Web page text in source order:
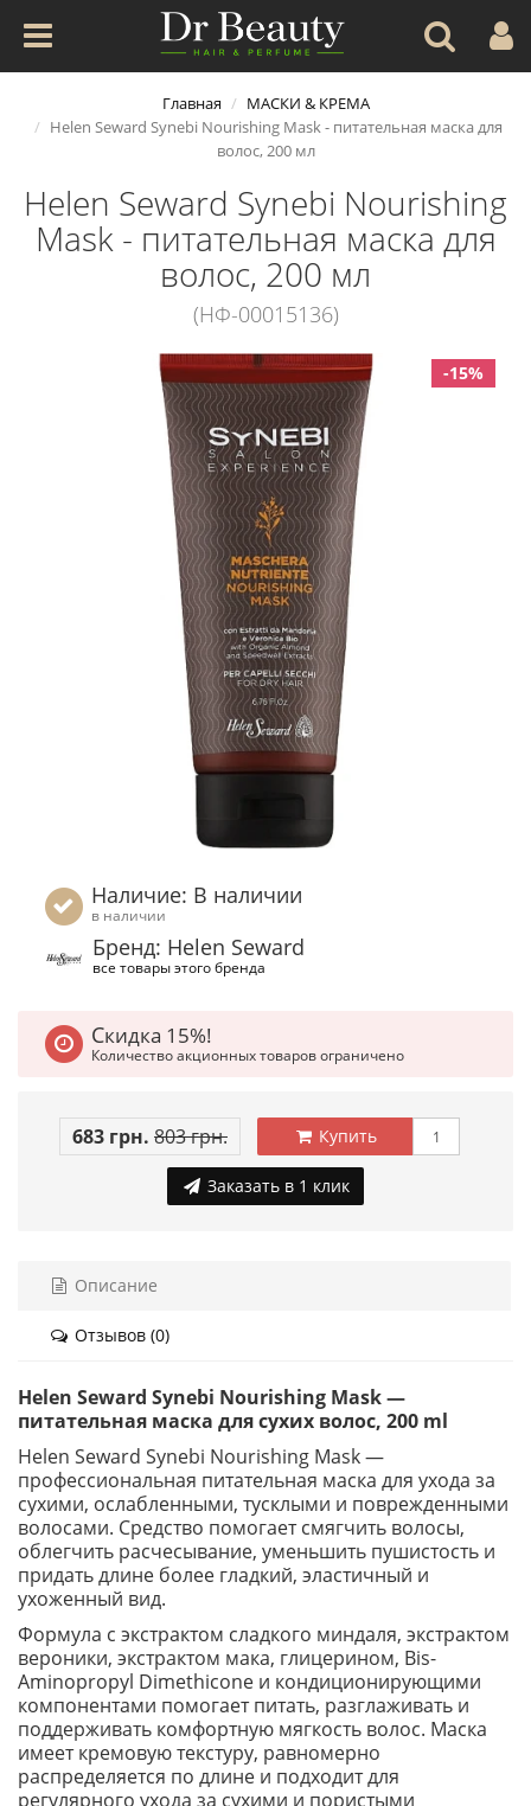
Главная
МАСКИ & КРЕМА
Helen Seward Synebi Nourishing Mask - питательная маска для
волос, 200 мл
Helen Seward Synebi Nourishing
Mask - питательная маска для
волос, 200 мл
(НФ-00015136)
-15%
Наличие: В наличии
в наличии
Бренд: Helen Seward
все товары этого бренда
Скидка 15%!
Количество акционных товаров ограничено
683 грн. 803 грн. Купить
Заказать в 1 клик
Описание
Отзывов (0)
Helen Seward Synebi Nourishing Mask —
питательная маска для сухих волос, 200 ml
Helen Seward Synebi Nourishing Mask —
профессиональная питательная маска для ухода за
сухими, ослабленными, тусклыми и поврежденными
волосами. Средство помогает смягчить волосы,
облегчить расчесывание, уменьшить пушистость и
придать длине более гладкий, эластичный и
ухоженный вид.
Формула с экстрактом сладкого миндаля, экстрактом
вероники, экстрактом мака, глицерином, Bis-
Aminopropyl Dimethicone и кондиционирующими
компонентами помогает питать, разглаживать и
поддерживать комфортную мягкость волос. Маска
имеет кремовую текстуру, равномерно
распределяется по длине и подходит для
регулярного ухода за сухими и пористыми